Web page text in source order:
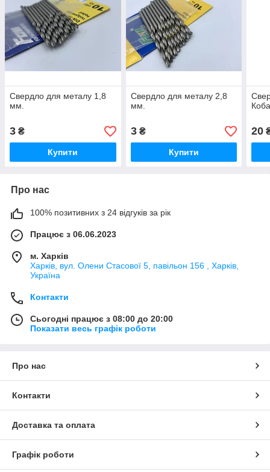
Свердло для металу 1,8
мм.
3 ₴
Купити
Свердло для металу 2,8
мм.
3₴
Купити
20
Про нас
100% позитивних з 24 відгуків за рік
Працює з 06.06.2023
м. Харків
Харків, вул. Олени Стасової 5, павільон 156 , Харків,
Україна
Контакти
Сьогодні працює з 08:00 до 20:00
Показати весь графік роботи
Про нас
Контакти
Доставка та оплата
Графік роботи